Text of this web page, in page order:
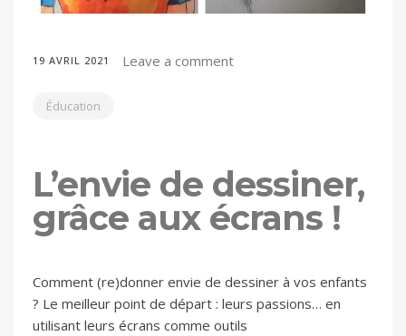
19 AVRIL 2021 Leave a comment
Éducation
L’envie de dessiner,
grâce aux écrans !
Comment (re)donner envie de dessiner à vos enfants
? Le meilleur point de départ : leurs passions… en
utilisant leurs écrans comme outils